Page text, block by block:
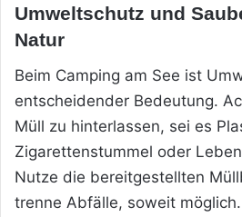
Umweltschutz und
Natur
Beim Camping am See ist
entscheidender Bedeutung.
Müll zu hinterlassen, sei es
Zigarettenstummel oder
Nutze die bereitgestellten
trenne Abfälle, soweit